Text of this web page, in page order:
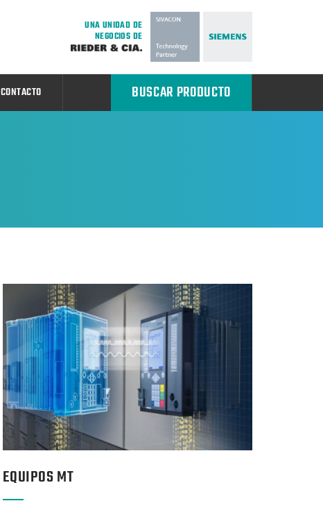
UNA UNIDAD DE
NEGOCIOS DE
CONTACTO BUSCAR PRODUCTO
EQUIPOS MT